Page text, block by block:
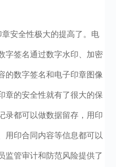
安全性极大的提高了。电
字签名通过数字水印、加密
的数字签名和电子印章图像
章的安全性就有了很大的保
录都可以做数据留存，用印
用印合同内容等信息都可以
监管审计和防范风险提供了